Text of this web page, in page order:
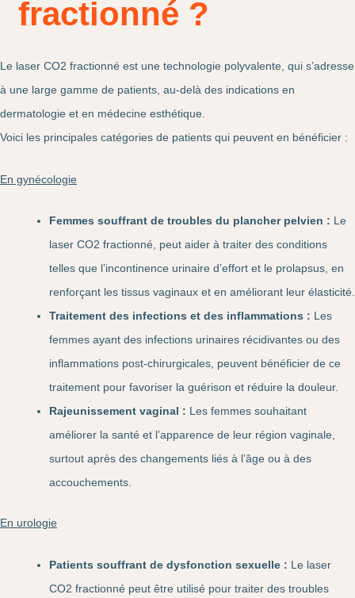
fractionné ?
Le laser CO2 fractionné est une technologie polyvalente, qui s’adresse
à une large gamme de patients, au-delà des indications en
dermatologie et en médecine esthétique.
Voici les principales catégories de patients qui peuvent en bénéficier :
En gynécologie
Femmes souffrant de troubles du plancher pelvien : Le
laser CO2 fractionné, peut aider à traiter des conditions
telles que l’incontinence urinaire d’effort et le prolapsus, en
renforçant les tissus vaginaux et en améliorant leur élasticité.
Traitement des infections et des inflammations : Les
femmes ayant des infections urinaires récidivantes ou des
inflammations post-chirurgicales, peuvent bénéficier de ce
traitement pour favoriser la guérison et réduire la douleur.
Rajeunissement vaginal : Les femmes souhaitant
améliorer la santé et l’apparence de leur région vaginale,
surtout après des changements liés à l’âge ou à des
accouchements.
En urologie
Patients souffrant de dysfonction sexuelle : Le laser
CO2 fractionné peut être utilisé pour traiter des troubles